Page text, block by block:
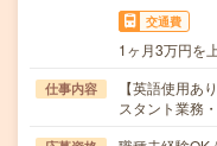
交通費
1ヶ月3万円を
仕事内容
【英語使用あ
スタント業務